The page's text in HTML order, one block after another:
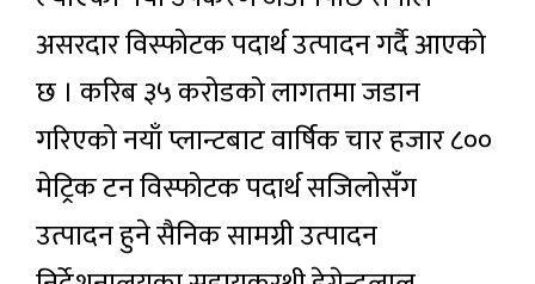
असरदार विस्फोटक पदार्थ उत्पादन गर्दै आएको
छ । करिब ३५ करोडको लागतमा जडान
गरिएको नयाँ प्लान्टबाट वार्षिक चार हजार ८००
मेट्रिक टन विस्फोटक पदार्थ सजिलोसँग
उत्पादन हुने सैनिक सामग्री उत्पादन